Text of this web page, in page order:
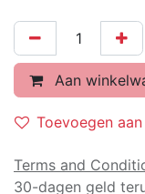
Aan
Toevoegen
Terms and
30-dagen geld